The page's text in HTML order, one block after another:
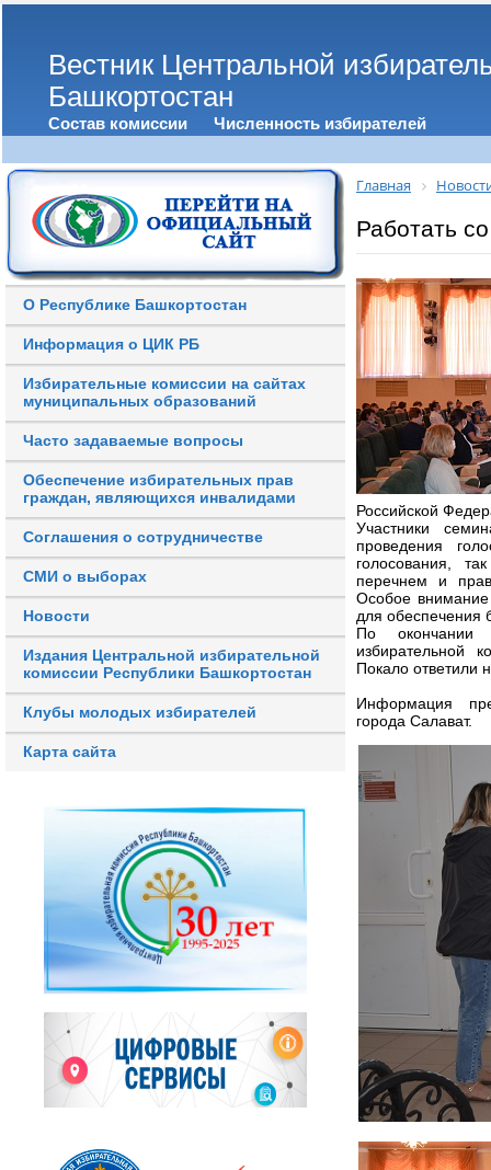
Вестник Центральной
Башкортостан
Состав комиссии Численность избирателей
О Республике Башкортостан
Информация о ЦИК РБ
Избирательные комиссии на сайтах
муниципальных образований
Часто задаваемые вопросы
Обеспечение избирательных прав
граждан, являющихся инвалидами
Соглашения о сотрудничестве
СМИ о выборах
Новости
Издания Центральной избирательной
комиссии Республики Башкортостан
Клубы молодых избирателей
Карта сайта
Главная
Работать
Российской
Участники
проведения
голосования,
перечнем и
Особое
для обеспечения
По окончании
избирательной
Покало ответили
Информация
города Салават.